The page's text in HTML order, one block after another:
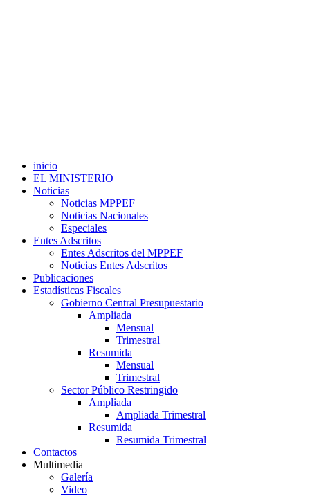
inicio
EL MINISTERIO
Noticias
Noticias MPPEF
Noticias Nacionales
Especiales
Entes Adscritos
Entes Adscritos del MPPEF
Noticias Entes Adscritos
Publicaciones
Estadísticas Fiscales
Gobierno Central Presupuestario
Ampliada
Mensual
Trimestral
Resumida
Mensual
Trimestral
Sector Público Restringido
Ampliada
Ampliada Trimestral
Resumida
Resumida Trimestral
Contactos
Multimedia
Galería
Video